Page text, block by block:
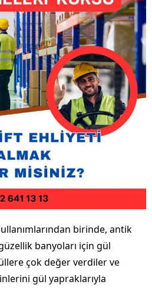
birinde, antik
banyoları için gül
çok değer verdiler ve
gül yapraklarıyla